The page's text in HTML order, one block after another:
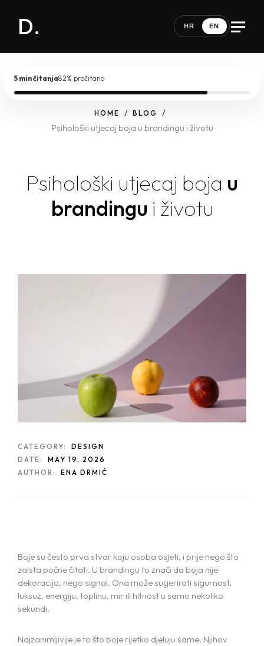
D. HR EN
HOME BLOG
Psihološki utjecaj boja u brandingu i životu
Psihološki utjecaj boja u
brandingu i životu
5 minčitanja82% pročitano
CATEGORY:
DESIGN
DATE:
MAY 19, 2026
AUTHOR:
ENA DRMIĆ
Boje su često prva stvar koju osoba osjeti, i prije nego što
zaista počne čitati. U brandingu to znači da boja nije
dekoracija, nego signal. Ona može sugerirati sigurnost,
luksuz, energiju, toplinu, mir ili hitnost u samo nekoliko
sekundi.
Najzanimljivije je to što boje rijetko djeluju same. Njihov